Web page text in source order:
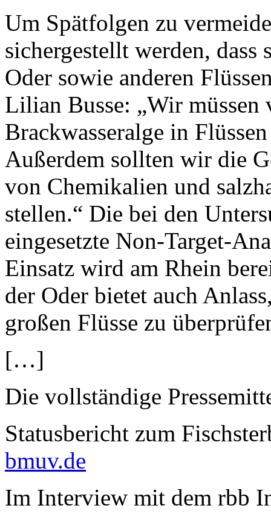
Um Spätfolgen zu
sichergestellt werden,
Oder sowie anderen
Lilian Busse: „Wir müssen
Brackwasseralge in
Außerdem sollten wir die
von Chemikalien und
stellen.“ Die bei den
eingesetzte Non-Target-
Einsatz wird am Rhein
der Oder bietet auch
großen Flüsse zu
[…]
Die vollständige
Statusbericht zum
bmuv.de
Im Interview mit dem rbb